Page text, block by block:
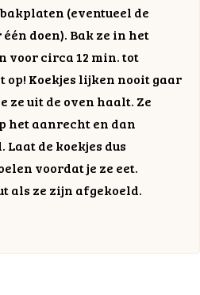
(eventueel de
doen). Bak ze in het
voor circa 12 min. tot
op! Koekjes lijken nooit gaar
ze uit de oven haalt. Ze
het aanrecht en dan
Laat de koekjes dus
voordat je ze eet.
als ze zijn afgekoeld.